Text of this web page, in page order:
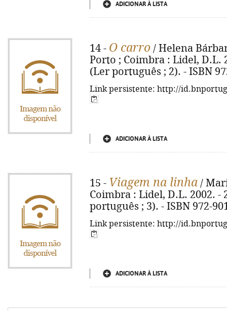
ADICIONAR À LISTA
14 - O carro / Helena
Porto ; Coimbra : Lidel, D.L.
(Ler português ; 2). - ISBN
Link persistente: http://
ADICIONAR À LISTA
15 - Viagem na linha /
Coimbra : Lidel, D.L. 2002. -
português ; 3). - ISBN 972-
Link persistente: http://
ADICIONAR À LISTA